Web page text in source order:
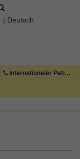
Deutsch
Internationaler Patient +34 971 222 222